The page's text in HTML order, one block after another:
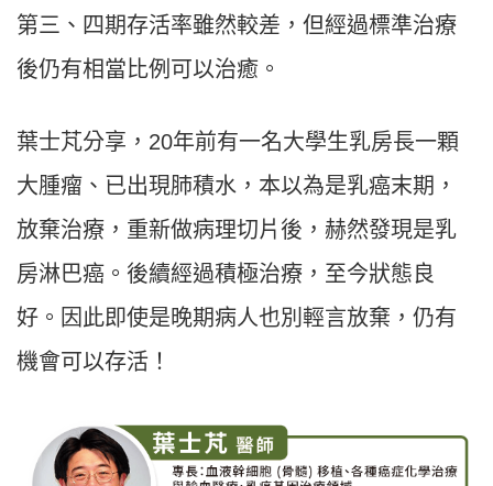
第三、四期存活率雖然較差，但經過標準治療
後仍有相當比例可以治癒。
葉士芃分享，20年前有一名大學生乳房長一顆
大腫瘤、已出現肺積水，本以為是乳癌末期，
放棄治療，重新做病理切片後，赫然發現是乳
房淋巴癌。後續經過積極治療，至今狀態良
好。因此即使是晚期病人也別輕言放棄，仍有
機會可以存活！